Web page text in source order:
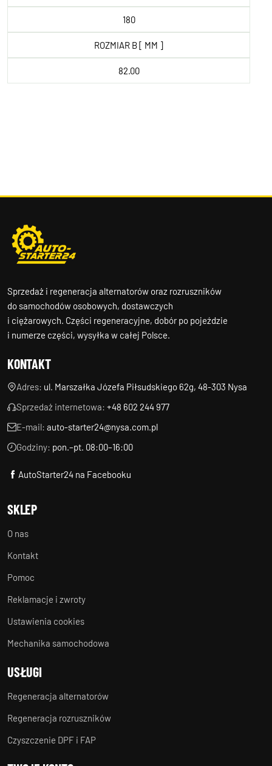
180
ROZMIAR B [ MM ]
82.00
Sprzedaż i regeneracja alternatorów oraz rozruszników
do samochodów osobowych, dostawczych
i ciężarowych. Części regeneracyjne, dobór po pojeździe
i numerze części, wysyłka w całej Polsce.
KONTAKT
Adres: ul. Marszałka Józefa Piłsudskiego 62g, 48-303 Nysa
Sprzedaż internetowa: +48 602 244 977
E-mail: auto-starter24@nysa.com.pl
Godziny: pon.–pt. 08:00–16:00
AutoStarter24 na Facebooku
SKLEP
O nas
Kontakt
Pomoc
Reklamacje i zwroty
Ustawienia cookies
Mechanika samochodowa
USŁUGI
Regeneracja alternatorów
Regeneracja rozruszników
Czyszczenie DPF i FAP